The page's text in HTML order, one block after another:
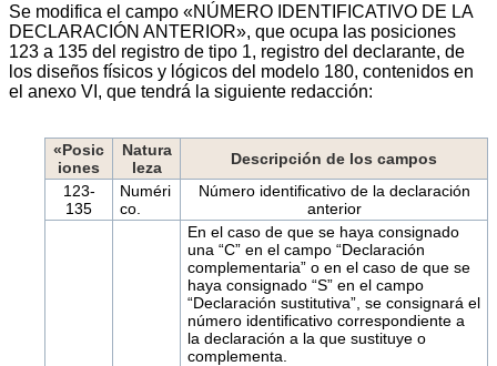
Se modifica el campo «NÚMERO IDENTIFICATIVO DE LA
DECLARACIÓN ANTERIOR», que ocupa las posiciones
123 a 135 del registro de tipo 1, registro del declarante, de
los diseños físicos y lógicos del modelo 180, contenidos en
el anexo VI, que tendrá la siguiente redacción:
«Posic
iones
Natura
leza
Descripción de los campos
123-
135
Numéri
co.
Número identificativo de la declaración
anterior
En el caso de que se haya consignado
una “C” en el campo “Declaración
complementaria” o en el caso de que se
haya consignado “S” en el campo
“Declaración sustitutiva”, se consignará el
número identificativo correspondiente a
la declaración a la que sustituye o
complementa.